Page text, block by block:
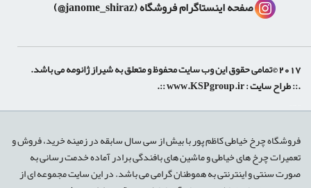
صفحه اینستاگرام فروشگاه(janome_shiraz@)
2017 ©تمامی حقوق این وب سایت محفوظ و متعلق به شیراز ژانومه می باشد.
.:: طراح سایت :www.KSPgroup.ir
::.
فروشگاه چرخ خیاطی کاظم پور با بیش از سی سال سابقه در زمینه خرید، فروش و
تعمیرات چرخ های خیاطی و ماشین های بافندگی برادر آماده خدمت رسانی به
صورت سنتی و اینترنتی به هموطنان گرامی می باشد. در این سایت مجموعه ای از